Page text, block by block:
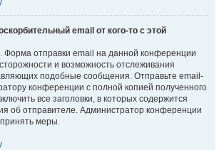
email от кого-то с этой
отправки email на данной конференции
и возможность отслеживания
подобные сообщения. Отправьте email-
конференции с полной копией полученного
все заголовки, в которых содержится
об отправителе. Администратор конференции
меры.